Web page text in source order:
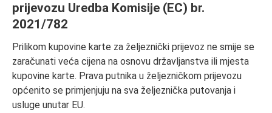
prijevozu Uredba Komisije (EC) br.
2021/782
Prilikom kupovine karte za željeznički prijevoz ne smije se
zaračunati veća cijena na osnovu državljanstva ili mjesta
kupovine karte. Prava putnika u željezničkom prijevozu
općenito se primjenjuju na sva željeznička putovanja i
usluge unutar EU.